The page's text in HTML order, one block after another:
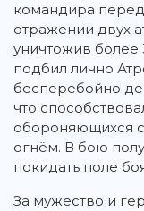
командира
отражении двух
уничтожив более
подбил лично
бесперебойно
что
обороняющихся
огнём. В бою
покидать поле
За мужество и